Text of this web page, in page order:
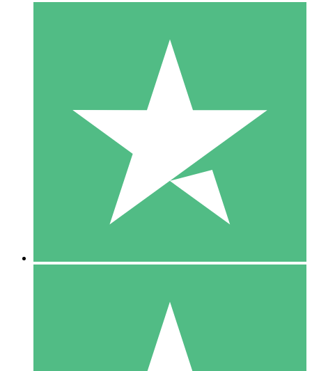
Paquetes de Créditos Individuales
Paga según el uso con créditos de descarga. Sin compromiso
10 00
10 Descargas
20 00